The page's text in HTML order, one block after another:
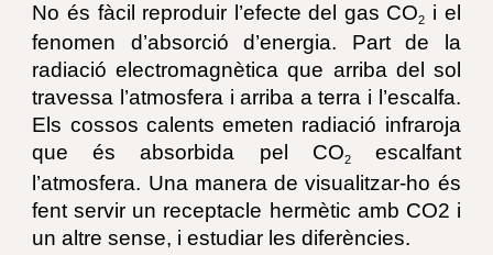
No és fàcil reproduir l’efecte del gas CO2
i el
fenomen d’absorció d’energia. Part de la
radiació electromagnètica que arriba del sol
travessa l’atmosfera i arriba a terra i l’escalfa.
Els cossos calents emeten radiació infraroja
que és absorbida pel CO2escalfant
l’atmosfera. Una manera de visualitzar-ho és
fent servir un receptacle hermètic amb CO2 i
un altre sense, i estudiar les diferències.